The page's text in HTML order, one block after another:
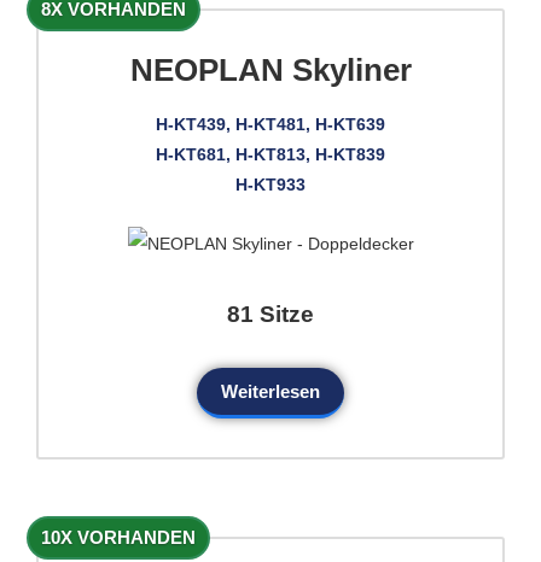
8X VORHANDEN
NEOPLAN Skyliner
H-KT439, H-KT481, H-KT639
H-KT681, H-KT813, H-KT839
H-KT933
81 Sitze
Weiterlesen
10X VORHANDEN